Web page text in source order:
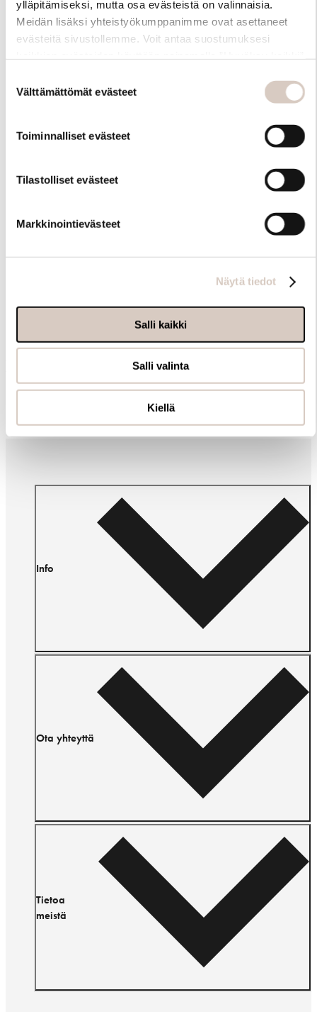
ylläpitämiseksi, mutta osa evästeistä on valinnaisia.
Meidän lisäksi yhteistyökumppanimme ovat asettaneet
evästeitä sivustollemme. Voit antaa suostumuksesi
myöhemmin ”Evästeasetukset” -linkin kautta.
valinta
Välttämättömät evästeet
Toiminnalliset evästeet
Tilastolliset evästeet
Markkinointievästeet
Näytä tiedot
Salli kaikki
Salli valinta
Kiellä
Hoito-ohjeet
Samankaltaisia tuotteita
Muut ostivat myös
Info
Ota yhteyttä
Tietoa
meistä